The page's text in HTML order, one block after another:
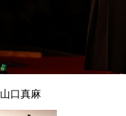
山口真麻